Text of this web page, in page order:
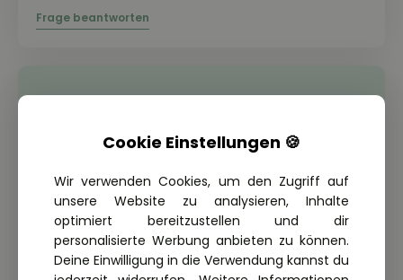
Cookie Einstellungen 🍪
Wir verwenden Cookies, um den Zugriff auf
unsere Website zu analysieren, Inhalte
optimiert bereitzustellen und dir
personalisierte Werbung anbieten zu können.
Deine Einwilligung in die Verwendung kannst du